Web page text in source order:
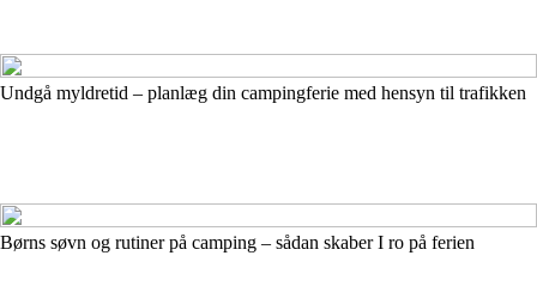
Undgå myldretid – planlæg din campingferie med hensyn til trafikken
Børns søvn og rutiner på camping – sådan skaber I ro på ferien